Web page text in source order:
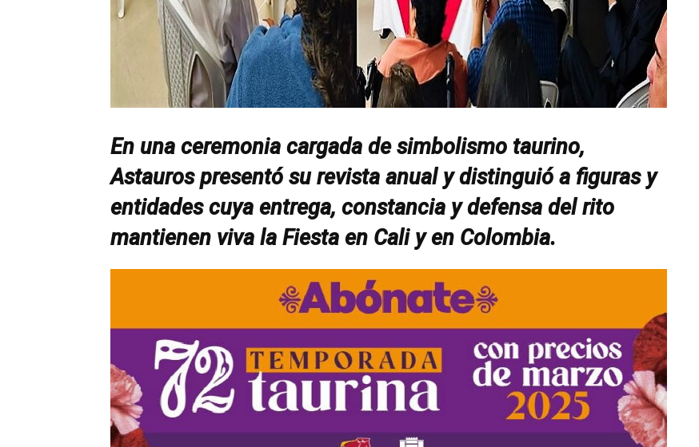
En una ceremonia cargada de simbolismo taurino,
Astauros presentó su revista anual y distinguió a figuras y
entidades cuya entrega, constancia y defensa del rito
mantienen viva la Fiesta en Cali y en Colombia.